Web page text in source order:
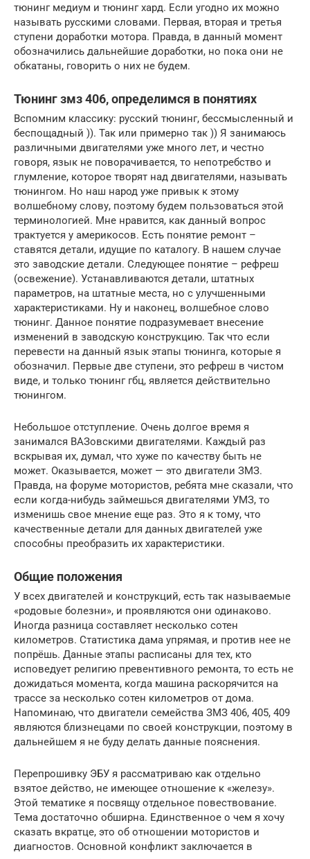
тюнинг медиум и тюнинг хард. Если угодно их можно
называть русскими словами. Первая, вторая и третья
ступени доработки мотора. Правда, в данный момент
обозначились дальнейшие доработки, но пока они не
обкатаны, говорить о них не будем.
Тюнинг змз 406, определимся в понятиях
Вспомним классику: русский тюнинг, бессмысленный и
беспощадный )). Так или примерно так )) Я занимаюсь
различными двигателями уже много лет, и честно
говоря, язык не поворачивается, то непотребство и
глумление, которое творят над двигателями, называть
тюнингом. Но наш народ уже привык к этому
волшебному слову, поэтому будем пользоваться этой
терминологией. Мне нравится, как данный вопрос
трактуется у америкосов. Есть понятие ремонт –
ставятся детали, идущие по каталогу. В нашем случае
это заводские детали. Следующее понятие – рефреш
(освежение). Устанавливаются детали, штатных
параметров, на штатные места, но с улучшенными
характеристиками. Ну и наконец, волшебное слово
тюнинг. Данное понятие подразумевает внесение
изменений в заводскую конструкцию. Так что если
перевести на данный язык этапы тюнинга, которые я
обозначил. Первые две ступени, это рефреш в чистом
виде, и только тюнинг гбц, является действительно
тюнингом.
Небольшое отступление. Очень долгое время я
занимался ВАЗовскими двигателями. Каждый раз
вскрывая их, думал, что хуже по качеству быть не
может. Оказывается, может — это двигатели ЗМЗ.
Правда, на форуме мотористов, ребята мне сказали, что
если когда-нибудь займешься двигателями УМЗ, то
изменишь свое мнение еще раз. Это я к тому, что
качественные детали для данных двигателей уже
способны преобразить их характеристики.
Общие положения
У всех двигателей и конструкций, есть так называемые
«родовые болезни», и проявляются они одинаково.
Иногда разница составляет несколько сотен
километров. Статистика дама упрямая, и против нее не
попрёшь. Данные этапы расписаны для тех, кто
исповедует религию превентивного ремонта, то есть не
дожидаться момента, когда машина раскорячится на
трассе за несколько сотен километров от дома.
Напоминаю, что двигатели семейства ЗМЗ 406, 405, 409
являются близнецами по своей конструкции, поэтому в
дальнейшем я не буду делать данные пояснения.
Перепрошивку ЭБУ я рассматриваю как отдельно
взятое действо, не имеющее отношение к «железу».
Этой тематике я посвящу отдельное повествование.
Тема достаточно обширна. Единственное о чем я хочу
сказать вкратце, это об отношении мотористов и
диагностов. Основной конфликт заключается в